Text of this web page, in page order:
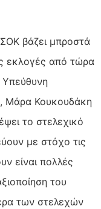
βάζει μπροστά
εκλογές από τώρα
Υπεύθυνη
Μάρα Κουκουδάκη
το στελεχικό
με στόχο τις
είναι πολλές
του
των στελεχών